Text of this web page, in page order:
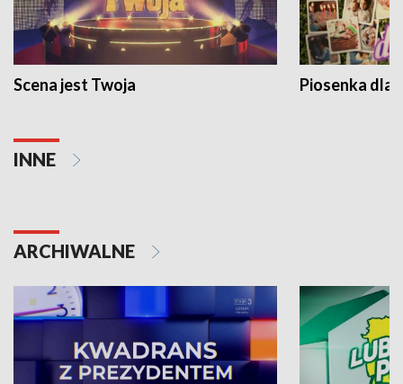
Scena jest Twoja Piosenka dla
INNE
ARCHIWALNE